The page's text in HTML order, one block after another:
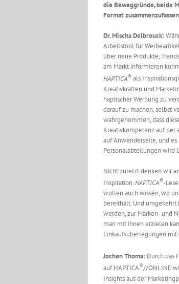
die Beweggründe, beide
Format
Dr. Mischa Delbrouck:
Arbeitstool für
über neue Produkte,
am Markt informieren
HAPTICA® als
Kreativkräften und
haptischer Werbung zu
darauf zu machen, selbst
wahrgenommen, dass
Kreativkompetenz auf der
auf Anwenderseite, und
Personalabteilungen wird
Nicht zuletzt denken wir
Inspiration.HAPTICA®-
wollen auch wissen, wo
bereithält. Und umgekehrt
werden, zur Marken- und
man mit ihnen erzielen
Einkaufsüberlegungen
Jochen Thoma: Durch das
auf HAPTICA®//ONLINE
Insights aus der